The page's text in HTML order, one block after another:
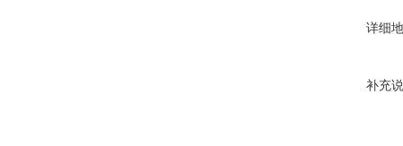
详细
补充